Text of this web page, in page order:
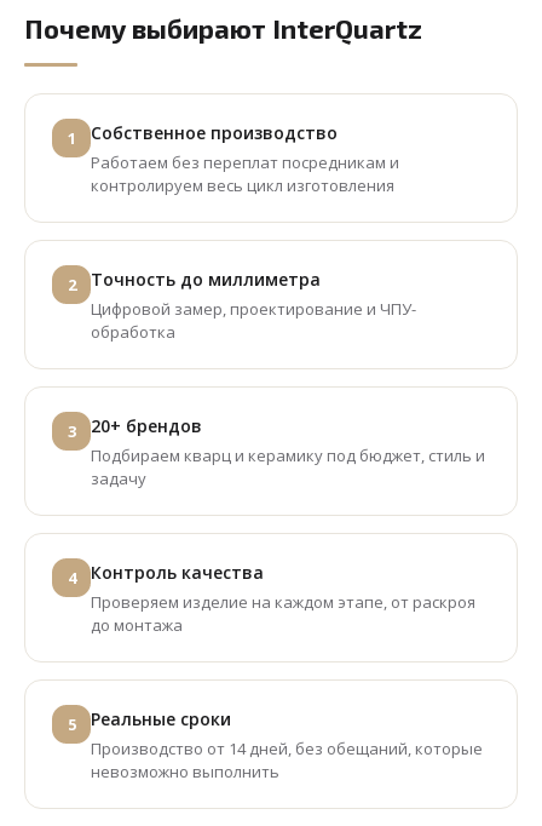
Почему выбирают InterQuartz
1 Собственное производство
Работаем без переплат посредникам и
контролируем весь цикл изготовления
2 Точность до миллиметра
Цифровой замер, проектирование и ЧПУ-
обработка
3 20+ брендов
Подбираем кварц и керамику под бюджет, стиль и
задачу
4 Контроль качества
Проверяем изделие на каждом этапе, от раскроя
до монтажа
5 Реальные сроки
Производство от 14 дней, без обещаний, которые
невозможно выполнить